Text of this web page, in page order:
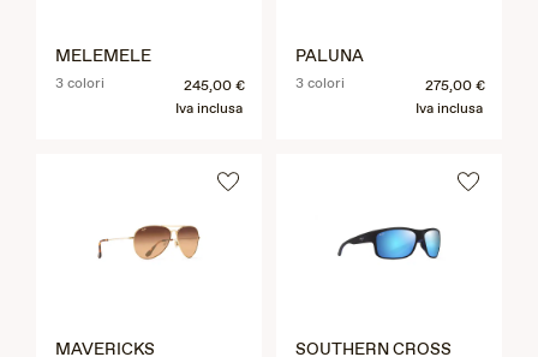
MELEMELE
3 colori
245,00 €
Iva inclusa
PALUNA
3 colori
275,00 €
Iva inclusa
MAVERICKS SOUTHERN CROSS